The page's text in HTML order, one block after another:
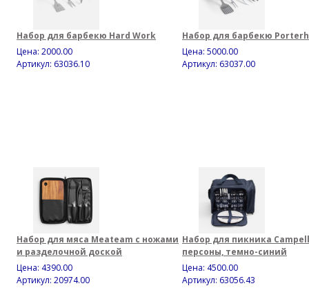
Набор для барбекю Hard Work
Цена: 2000.00
Артикул: 63036.10
Набор для барбекю
Цена: 5000.00
Артикул: 63037.00
Набор для мяса Meateam с ножами
и разделочной доской
Цена: 4390.00
Артикул: 20974.00
Набор для пикника
персоны, темно-синий
Цена: 4500.00
Артикул: 63056.43